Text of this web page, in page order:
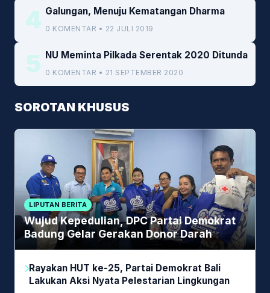
4 Galungan, Menuju Kematangan Dharma
0 KOMENTAR • 22 JULI 2019
5 NU Meminta Pilkada Serentak 2020 Ditunda
0 KOMENTAR • 21 SEPTEMBER 2020
SOROTAN KHUSUS
LIPUTAN BERITA
Wujud Kepedulian, DPC Partai Demokrat
Badung Gelar Gerakan Donor Darah
Rayakan HUT ke-25, Partai Demokrat Bali
Lakukan Aksi Nyata Pelestarian Lingkungan